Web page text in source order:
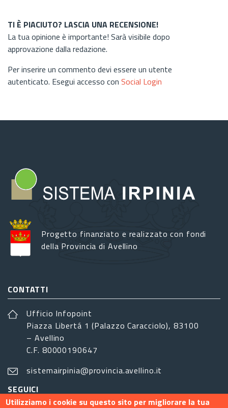
TI È PIACIUTO? LASCIA UNA RECENSIONE!
La tua opinione è importante! Sarà visibile dopo
approvazione dalla redazione.
Per inserire un commento devi essere un utente
autenticato. Esegui accesso con Social Login
Progetto finanziato e realizzato con fondi
della Provincia di Avellino
CONTATTI
Ufficio Infopoint
Piazza Libertá 1 (Palazzo Caracciolo), 83100
– Avellino
C.F. 80000190647
sistemairpinia@provincia.avellino.it
SEGUICI
Utilizziamo i cookie su questo sito per migliorare la tua